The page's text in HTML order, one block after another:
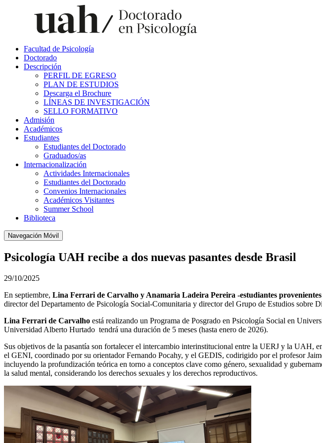
Facultad de Psicología
Doctorado
Descripción
PERFIL DE EGRESO
PLAN DE ESTUDIOS
Descarga el Brochure
LÍNEAS DE INVESTIGACIÓN
SELLO FORMATIVO
Admisión
Académicos
Estudiantes
Estudiantes del Doctorado
Graduados/as
Internacionalización
Actividades Internacionales
Estudiantes del Doctorado
Convenios Internacionales
Académicos Visitantes
Summer School
Biblioteca
Navegación Móvil
Psicología UAH recibe a dos nuevas pasantes desde Brasil
29/10/2025
En septiembre, Lina Ferrari de Carvalho y Anamaria Ladeira Pereira -estudiantes
director del Departamento de Psicología Social-Comunitaria y director del Grupo de Estudios sobre
Lina Ferrari de Carvalho está realizando un Programa de Posgrado en Psicología Social en
Universidad Alberto Hurtado tendrá una duración de 5 meses (hasta enero de 2026).
Sus objetivos de la pasantía son fortalecer el intercambio interinstitucional entre la UERJ y la
el GENI, coordinado por su orientador Fernando Pocahy, y el GEDIS, codirigido por el profesor
incluyendo la profundización teórica en torno a conceptos clave como género, sexualidad y
la salud mental, considerando los derechos sexuales y los derechos reproductivos.